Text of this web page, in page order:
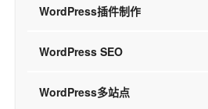
WordPress插件制作
WordPress SEO
WordPress多站点